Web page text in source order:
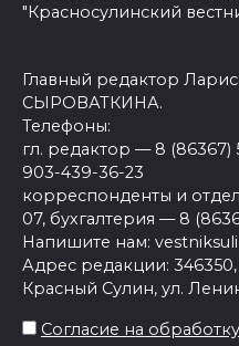
"Красносулинский
Главный редактор
СЫРОВАТКИНА.
Телефоны:
гл. редактор — 8
903-439-36-23
корреспонденты и
07, бухгалтерия — 8
Напишите нам:
Адрес редакции: 346350,
Красный Сулин, ул.
Согласие на